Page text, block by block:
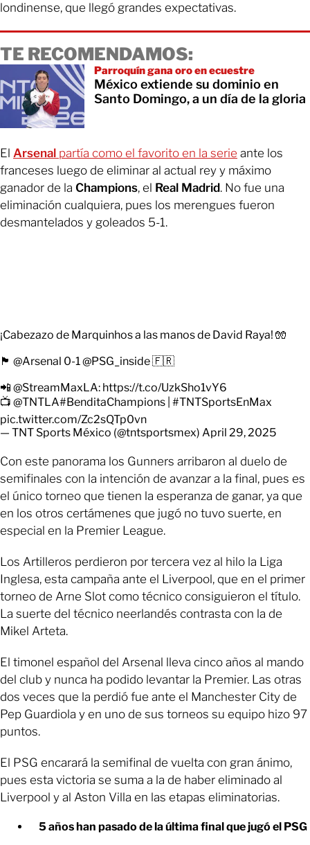
londinense, que llegó grandes expectativas.
TE RECOMENDAMOS:
Parroquín gana oro en ecuestre
México extiende su dominio en
Santo Domingo, a un día de la gloria
El Arsenal partía como el favorito en la serie ante los
franceses luego de eliminar al actual rey y máximo
ganador de la Champions, el Real Madrid. No fue una
eliminación cualquiera, pues los merengues fueron
desmantelados y goleados 5-1.
¡Cabezazo de Marquinhos a las manos de David Raya! 🧤
🏴󠁧󠁢󠁥󠁮󠁧󠁿 @Arsenal 0-1@PSG_inside🇫🇷
📲 @StreamMaxLA: https://t.co/UzkSho1vY6
📺 @TNTLA#BenditaChampions #TNTSportsEnMax
pic.twitter.com/Zc2sQTp0vn
— TNT Sports México (@tntsportsmex) April 29, 2025
Con este panorama los Gunners arribaron al duelo de
semifinales con la intención de avanzar a la final, pues es
el único torneo que tienen la esperanza de ganar, ya que
en los otros certámenes que jugó no tuvo suerte, en
especial en la Premier League.
Los Artilleros perdieron por tercera vez al hilo la Liga
Inglesa, esta campaña ante el Liverpool, que en el primer
torneo de Arne Slot como técnico consiguieron el título.
La suerte del técnico neerlandés contrasta con la de
Mikel Arteta.
El timonel español del Arsenal lleva cinco años al mando
del club y nunca ha podido levantar la Premier. Las otras
dos veces que la perdió fue ante el Manchester City de
Pep Guardiola y en uno de sus torneos su equipo hizo 97
puntos.
El PSG encarará la semifinal de vuelta con gran ánimo,
pues esta victoria se suma a la de haber eliminado al
Liverpool y al Aston Villa en las etapas eliminatorias.
5 años han pasado de la última final que jugó el PSG